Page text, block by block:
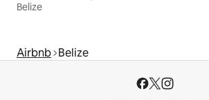
Belize
Airbnb Belize